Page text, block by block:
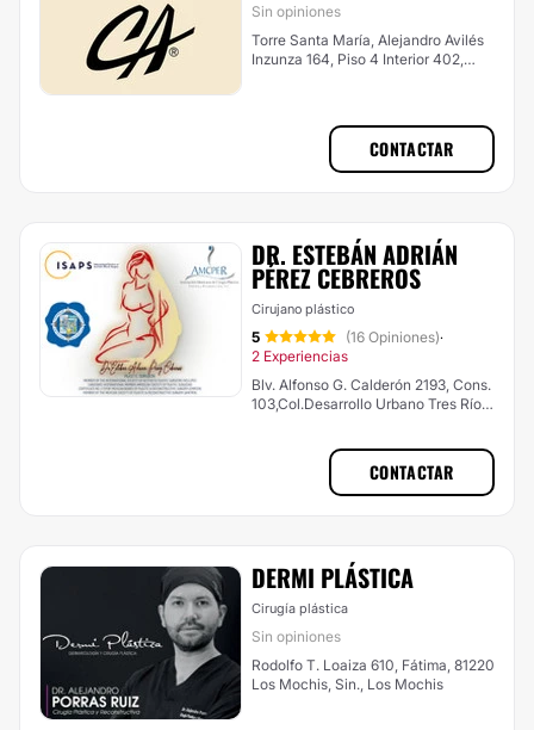
Sin opiniones
Torre Santa María, Alejandro Avilés
Inzunza 164, Piso 4 Interior 402,
CONTACTAR
DR. ESTEBÁN ADRIÁN
PÉREZ CEBREROS
Cirujano plástico
5 (16 Opiniones)·
2 Experiencias
Blv. Alfonso G. Calderón 2193, Cons.
103,Col.Desarrollo Urbano Tres Ríos,
CONTACTAR
DERMI PLÁSTICA
Cirugía plástica
Sin opiniones
Rodolfo T. Loaiza 610, Fátima, 81220
Los Mochis, Sin., Los Mochis